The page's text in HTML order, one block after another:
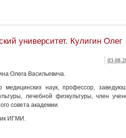
университет. Кулигин Олег
Олега Васильевича.
наук, профессор,
лечебной физкультуры, член
совета академии.
ИГМИ.